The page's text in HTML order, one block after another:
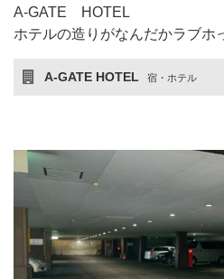
A-GATE HOTEL
ホテルの造りがなんだかラブホ
A-GATE HOTEL 宿・ホテル